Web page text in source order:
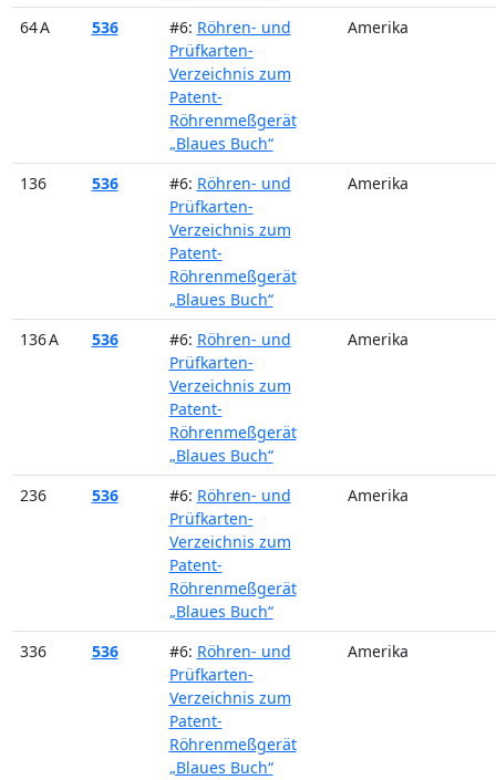
64 A 536 #6: Röhren- und
Prüfkarten-
Verzeichnis zum
Patent-
Röhrenmeßgerät
„Blaues Buch“
Amerika
136 536 #6: Röhren- und
Prüfkarten-
Verzeichnis zum
Patent-
Röhrenmeßgerät
„Blaues Buch“
Amerika
136 A 536 #6: Röhren- und
Prüfkarten-
Verzeichnis zum
Patent-
Röhrenmeßgerät
„Blaues Buch“
Amerika
236 536 #6: Röhren- und
Prüfkarten-
Verzeichnis zum
Patent-
Röhrenmeßgerät
„Blaues Buch“
Amerika
336 536 #6: Röhren- und
Prüfkarten-
Verzeichnis zum
Patent-
Röhrenmeßgerät
„Blaues Buch“
Amerika